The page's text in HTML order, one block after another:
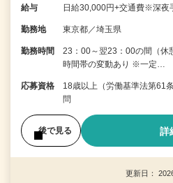
給与 日給30,000円+交通費※深夜
勤務地 東京都／埼玉県
勤務時間
23：00～翌23：00の間（休
時間帯の変動あり ※一定…
応募資格
18歳以上（労働基準法第61
問
後で見る 詳
更新日：